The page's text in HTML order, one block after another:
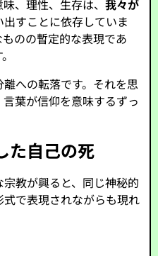
、理性、生存は、我々が
出すことに依存していま
のの暫定的な表現であ
への転落です。それを思
葉が信仰を意味するずっ
た自己の死
教が興ると、同じ神秘的
で表現されながらも現れ